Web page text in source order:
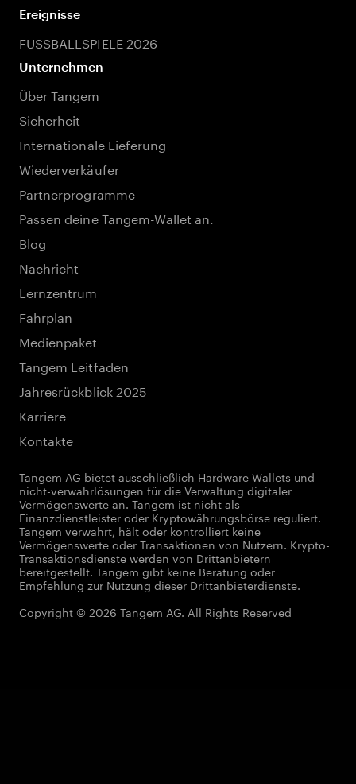
Ereignisse
FUSSBALLSPIELE 2026
Unternehmen
Über Tangem
Sicherheit
Internationale Lieferung
Wiederverkäufer
Partnerprogramme
Passen deine Tangem-Wallet an.
Blog
Nachricht
Lernzentrum
Fahrplan
Medienpaket
Tangem Leitfaden
Jahresrückblick 2025
Karriere
Kontakte
Tangem AG bietet ausschließlich Hardware-Wallets und
nicht-verwahrlösungen für die Verwaltung digitaler
Vermögenswerte an. Tangem ist nicht als
Finanzdienstleister oder Kryptowährungsbörse reguliert.
Tangem verwahrt, hält oder kontrolliert keine
Vermögenswerte oder Transaktionen von Nutzern. Krypto-
Transaktionsdienste werden von Drittanbietern
bereitgestellt. Tangem gibt keine Beratung oder
Empfehlung zur Nutzung dieser Drittanbieterdienste.